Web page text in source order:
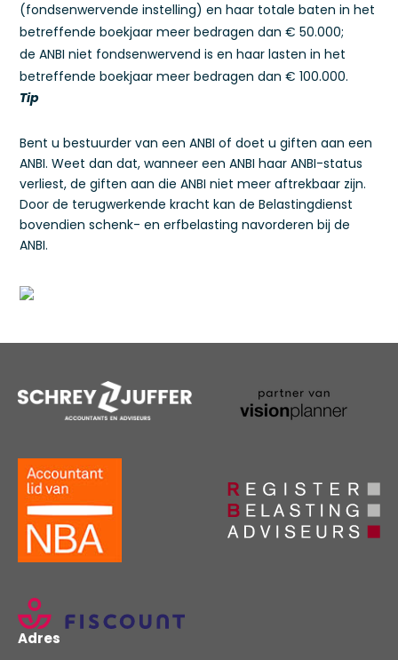
(fondsenwervende instelling) en haar totale baten in het
betreffende boekjaar meer bedragen dan € 50.000;
de ANBI niet fondsenwervend is en haar lasten in het
betreffende boekjaar meer bedragen dan € 100.000.
Tip
Bent u bestuurder van een ANBI of doet u giften aan een
ANBI. Weet dan dat, wanneer een ANBI haar ANBI-status
verliest, de giften aan die ANBI niet meer aftrekbaar zijn.
Door de terugwerkende kracht kan de Belastingdienst
bovendien schenk- en erfbelasting navorderen bij de
ANBI.
Adres